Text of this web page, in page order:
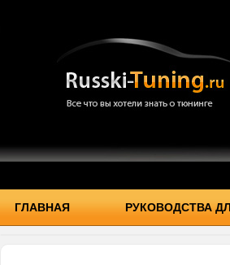
ГЛАВНАЯ РУКОВОДСТВА